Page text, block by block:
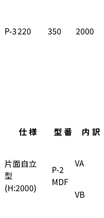
P-3220 350 2000
仕 様 型 番 内 訳
片面自立
型
(H:2000)
P-2
MDF
VA
VB